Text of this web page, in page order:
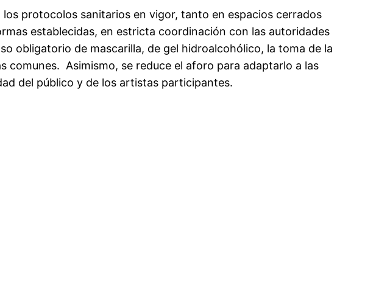
protocolos sanitarios en vigor, tanto en espacios cerrados
establecidas, en estricta coordinación con las autoridades
obligatorio de mascarilla, de gel hidroalcohólico, la toma de la
Asimismo, se reduce el aforo para adaptarlo a las
del público y de los artistas participantes.